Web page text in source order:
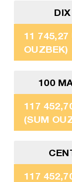
11 745,27
OUZBEK)
100
117
(SUM
117